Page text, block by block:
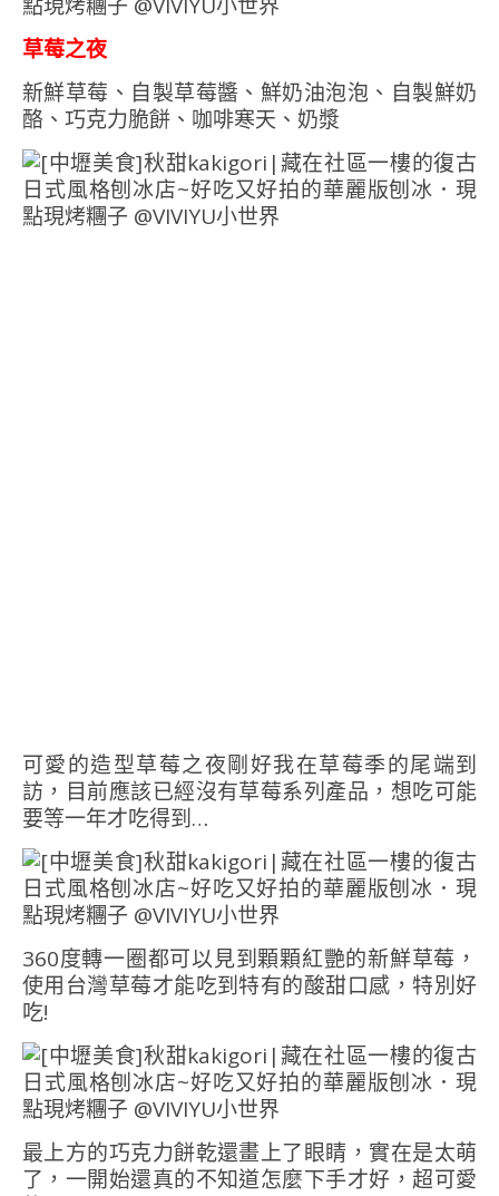
草莓之夜
新鮮草莓、自製草莓醬、鮮奶油泡泡、自製鮮奶
酪、巧克力脆餅、咖啡寒天、奶漿
可愛的造型草莓之夜剛好我在草莓季的尾端到
訪，目前應該已經沒有草莓系列產品，想吃可能
要等一年才吃得到…
360度轉一圈都可以見到顆顆紅艷的新鮮草莓，
使用台灣草莓才能吃到特有的酸甜口感，特別好
吃!
最上方的巧克力餅乾還畫上了眼睛，實在是太萌
了，一開始還真的不知道怎麼下手才好，超可愛